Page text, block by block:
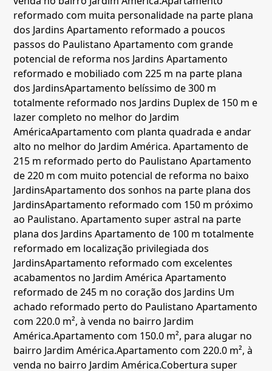
reformado com muita personalidade na parte plana
dos JardinsApartamento reformado a poucos
passos do PaulistanoApartamento com grande
potencial de reforma nos JardinsApartamento
reformado e mobiliado com 225 m na parte plana
dos JardinsApartamento belíssimo de 300 m
totalmente reformado nos Jardins Duplex de 150 m e
lazer completo no melhor do Jardim
AméricaApartamento com planta quadrada e andar
alto no melhor do Jardim América.Apartamento de
215 m reformado perto do PaulistanoApartamento
de 220 m com muito potencial de reforma no baixo
JardinsApartamento dos sonhos na parte plana dos
JardinsApartamento reformado com 150 m próximo
ao Paulistano.Apartamento super astral na parte
plana dos JardinsApartamento de 100 m totalmente
reformado em localização privilegiada dos
JardinsApartamento reformado com excelentes
acabamentos no Jardim AméricaApartamento
reformado de 245 m no coração dos Jardins Um
achado reformado perto do PaulistanoApartamento
com 220.0 m², à venda no bairro Jardim
América.Apartamento com 150.0 m², para alugar no
bairro Jardim América.Apartamento com 220.0 m², à
venda no bairro Jardim América.Cobertura super